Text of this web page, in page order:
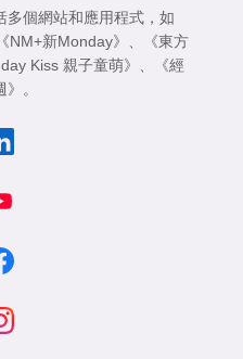
多個網站和應用程式，如
《NM+新Monday》
《東方
Kiss 親子童萌》
《經
。